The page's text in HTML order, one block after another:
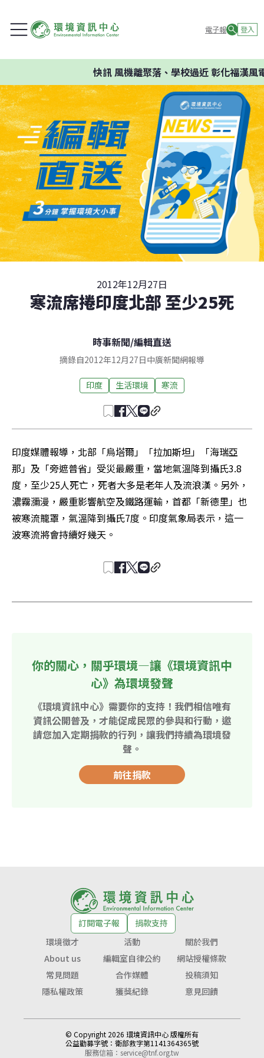
電子報 登入
快訊風機離聚落、學校過近 彰化福漢風
2012年12月27日
寒流席捲印度北部 至少25死
時事新聞/編輯直送
摘錄自2012年12月27日中廣新聞網報導
印度 生活環境 寒流
印度媒體報導，北部「烏塔爾」「拉加斯坦」「海瑞亞
那」及「旁遮普省」受災最嚴重，當地氣溫降到攝氏3.8
度，至少25人死亡，死者大多是老年人及流浪漢。另外，
濃霧瀰漫，嚴重影響航空及鐵路運輸，首都「新德里」也
被寒流籠罩，氣溫降到攝氏7度。印度氣象局表示，這一
波寒流將會持續好幾天。
你的關心，關乎環境—讓《環境資訊中
心》為環境發聲
《環境資訊中心》需要你的支持！我們相信唯有
資訊公開普及，才能促成民眾的參與和行動，邀
請您加入定期捐款的行列，讓我們持續為環境發
聲。
前往捐款
訂閱電子報
捐款支持
環境徵才
活動
關於我們
About us
編輯室自律公約
網站授權條款
常見問題
合作媒體
投稿須知
隱私權政策
獲獎紀錄 意見回饋
© Copyright 2026 環境資訊中心 版權所有
公益勸募字號： 衛部救字第1141364365號
服務信箱： service@tnf.org.tw